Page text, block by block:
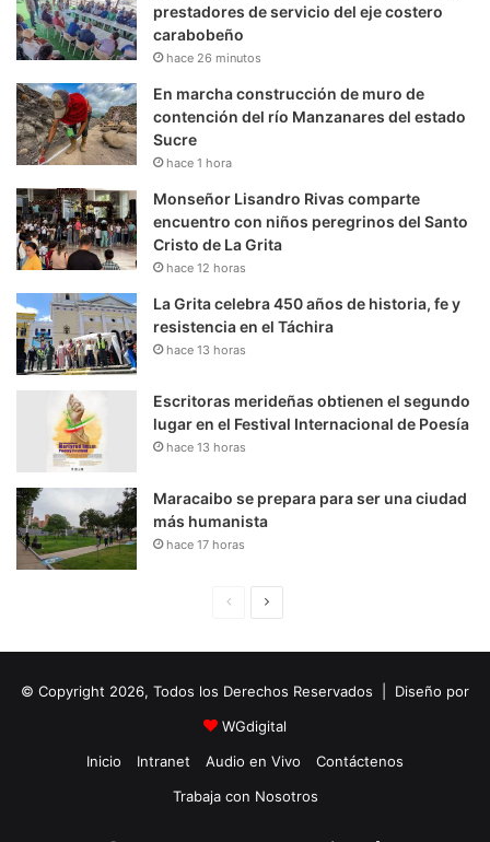
prestadores de servicio del eje costero
carabobeño
hace 26 minutos
En marcha construcción de muro de
contención del río Manzanares del estado
Sucre
hace 1 hora
Monseñor Lisandro Rivas comparte
encuentro con niños peregrinos del Santo
Cristo de La Grita
hace 12 horas
La Grita celebra 450 años de historia, fe y
resistencia en el Táchira
hace 13 horas
Escritoras merideñas obtienen el segundo
lugar en el Festival Internacional de Poesía
hace 13 horas
Maracaibo se prepara para ser una ciudad
más humanista
hace 17 horas
i
n
a
u
i
e
© Copyright 2026, Todos los Derechos Reservados | Diseño por
WGdigital
Inicio
Intranet Audio en Vivo
Contáctenos
Trabaja con Nosotros